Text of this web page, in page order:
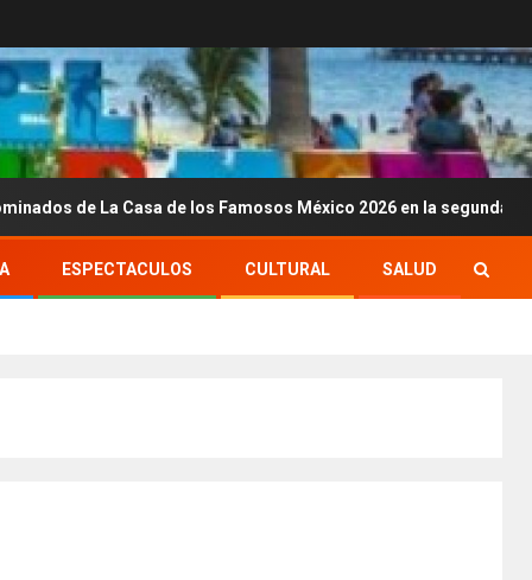
Casa de los Famosos México 2026 en la segunda semana
ESPECTACULOS CULTURAL SALUD